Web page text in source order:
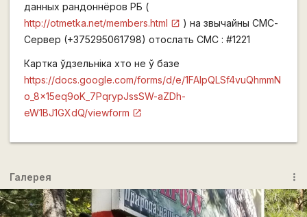
данных рандоннёров РБ (
http://otmetka.net/members.html
) на звычайны СМС-
Сервер (+375295061798) отослать СМС : #1221
Картка ўдзельніка хто не ў базе
https://docs.google.com/forms/d/e/1FAIpQLSf4vuQhmmN
o_8x15eq9oK_7PqrypJssSW-aZDh-
eW1BJ1GXdQ/viewform
Галерея more_vert